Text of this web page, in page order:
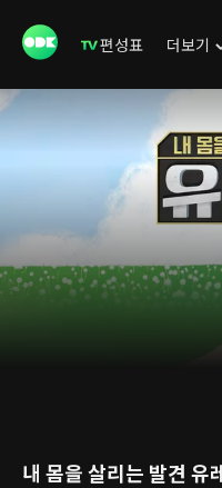
편성표 더보기
내 몸을 살리는 발견 유